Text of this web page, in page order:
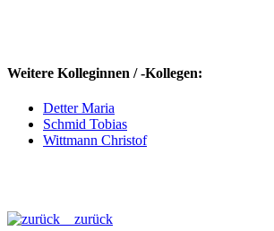
Weitere Kolleginnen / -Kollegen:
Detter Maria
Schmid Tobias
Wittmann Christof
zurück